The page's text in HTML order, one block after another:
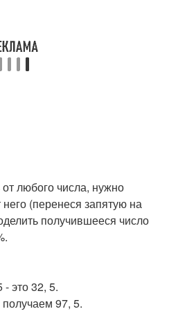
любого числа, нужно
(перенеся запятую на
получившееся число
это 32, 5.
97, 5.